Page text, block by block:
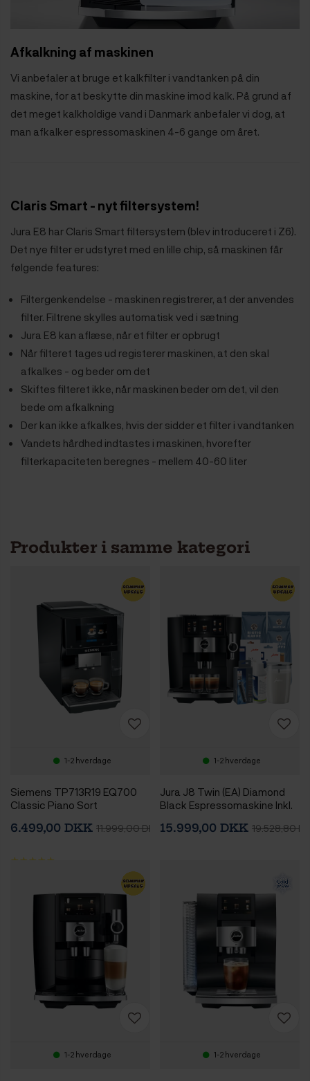
Afkalkning af maskinen
Vi anbefaler at bruge et kalkfilter i vandtanken på din
maskine, for at beskytte din maskine imod kalk. På grund af
det meget kalkholdige vand i Danmark anbefaler vi dog, at
man afkalker espressomaskinen 4-6 gange om året.
Claris Smart - nyt filtersystem!
Jura E8 har Claris Smart filtersystem (blev introduceret i Z6).
Det nye filter er udstyret med en lille chip, så maskinen får
følgende features:
Filtergenkendelse - maskinen registrerer, at der anvendes
filter. Filtrene skylles automatisk ved i sætning
Jura E8 kan aflæse, når et filter er opbrugt
Når filteret tages ud registerer maskinen, at den skal
afkalkes - og beder om det
Skiftes filteret ikke, når maskinen beder om det, vil den
bede om afkalkning
Der kan ikke afkalkes, hvis der sidder et filter i vandtanken
Vandets hårdhed indtastes i maskinen, hvorefter
filterkapaciteten beregnes - mellem 40-60 liter
Produkter i samme kategori
1-2 hverdage
Siemens TP713R19 EQ700
Classic Piano Sort
6.499,00 DKK 11.999,00 DKK
1-2 hverdage
Jura J8 Twin (EA) Diamond
Black Espressomaskine Inkl.
Rigtig Kaffe
15.999,00 DKK 19.528,80
1-2 hverdage 1-2 hverdage